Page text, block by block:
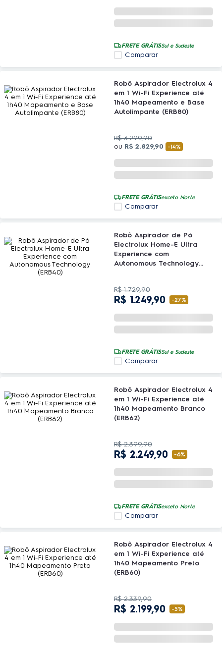
FRETE GRÁTISSul e Sudeste
Comparar
Robô Aspirador Electrolux 4
em 1 Wi-Fi Experience até
1h40 Mapeamento e Base
Autolimpante (ERB80)
R$ 3.299,90
ou R$ 2.829,90 -14%
FRETE GRÁTISexceto Norte
Comparar
Robô Aspirador de Pó
Electrolux Home-E Ultra
Experience com
Autonomous Technology
R$ 1.729,90
R$ 1.249,90 -27%
FRETE GRÁTISSul e Sudeste
Comparar
Robô Aspirador Electrolux 4
em 1 Wi-Fi Experience até
1h40 Mapeamento Branco
(ERB62)
R$ 2.399,90
R$ 2.249,90 -6%
FRETE GRÁTISexceto Norte
Comparar
Robô Aspirador Electrolux 4
em 1 Wi-Fi Experience até
1h40 Mapeamento Preto
(ERB60)
R$ 2.339,90
R$ 2.199,90 -5%